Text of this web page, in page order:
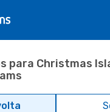
para Christmas